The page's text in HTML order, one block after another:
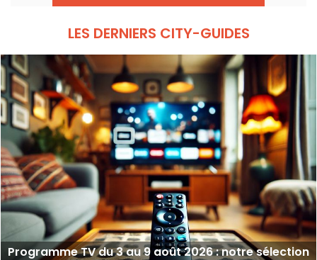
LES DERNIERS CITY-GUIDES
Programme TV du 3 au 9 août 2026 : notre sélection